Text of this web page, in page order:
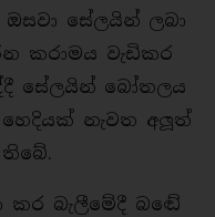
සේලයින් ලබා
කරාමය වැඩිකර
සේලයින් බෝතලය
නැවත අලූත්
කර බැලීමේදී බඬේ